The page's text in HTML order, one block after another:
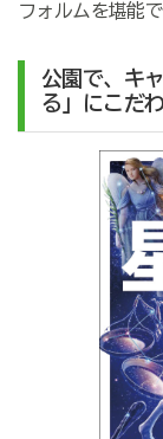
フォルムを堪能
公園で、キ
る」にこだ